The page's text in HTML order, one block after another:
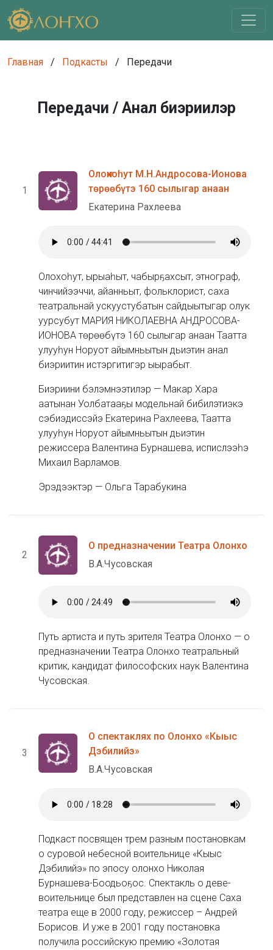
Главная / Подкасты / Передачи
Передачи / Анал биэриилэр
1
Олоҥхоһут М.Н.Андросова-Ионова
төрөөбүтэ 160 сылыгар анаан
Екатерина Рахлеева
Олоҥхоһут, ырыаһыт, чабырҕахсыт, этнограф,
чинчийээччи, айанньыт, фольклорист, саха
театральнай ускуустубатын сайдыытыгар олук
уурсубут МАРИЯ НИКОЛАЕВНА АНДРОСОВА-
ИОНОВА төрөөбүтэ 160 сылыгар анаан Таатта
улууһун Норуот айымньытын дьиэтин анал
биэриитин истэргитигэр ыҥырабыт.
Биэриини бэлэмнээтилэр — Макар Хара
аатынан Уолбатааҕы модельнай бибилэтиэкэ
сэбиэдиссэйэ Екатерина Рахлеева, Таатта
улууһун Норуот айымньытын дьиэтин
режиссера Валентина Бурнашева, испислээһэ
Михаил Варламов.
Эрэдээктэр — Ольга Тарабукина
2
О предназначении Театра Олонхо
В.А.Чусовская
Путь артиста и путь зрителя Театра Олонхо — о
предназначении Театра Олонхо театральный
критик, кандидат философских наук Валентина
Чусовская.
3
О спектаклях по Олонхо «Кыыс
Дэбилийэ»
В.А.Чусовская
Подкаст посвящен трем разным постановкам
о суровой небесной воительнице «Кыыс
Дэбилийэ» по эпосу олонхо Николая
Бурнашева-Боодьоҕос. Спектакль о деве-
воительнице был представлен на сцене Саха
театра еще в 2000 году, режиссер – Андрей
Борисов. И уже в 2001 году постановка
получила российскую премию «Золотая